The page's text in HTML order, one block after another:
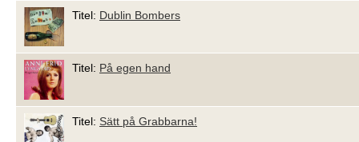
Titel: Dublin Bombers
Titel: På egen hand
Titel: Sätt på Grabbarna!